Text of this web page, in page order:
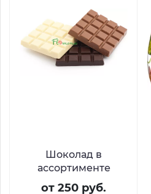
Шоколад в
ассортименте
от 250 руб.